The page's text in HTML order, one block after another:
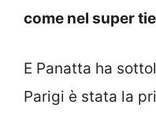
come nel super
E Panatta ha
Parigi è stata la